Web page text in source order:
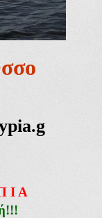
Ι Α